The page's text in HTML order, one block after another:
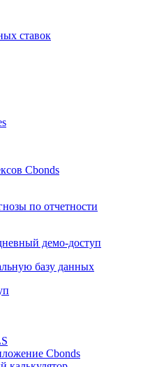
ставок
Cbonds
по отчетности
демо-доступ
базу данных
Cbonds